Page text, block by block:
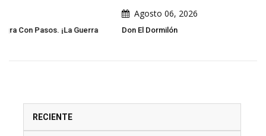
Don El Dormilón
RECIENTE